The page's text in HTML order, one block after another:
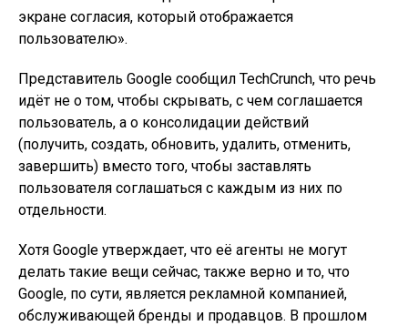
экране согласия, который отображается
пользователю».
Представитель Google сообщил TechCrunch, что речь
идёт не о том, чтобы скрывать, с чем соглашается
пользователь, а о консолидации действий
(получить, создать, обновить, удалить, отменить,
завершить) вместо того, чтобы заставлять
пользователя соглашаться с каждым из них по
отдельности.
Хотя Google утверждает, что её агенты не могут
делать такие вещи сейчас, также верно и то, что
Google, по сути, является рекламной компанией,
обслуживающей бренды и продавцов. В прошлом